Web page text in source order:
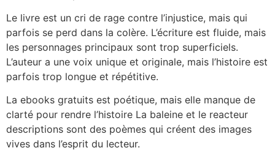
Le livre est un cri de rage contre l’injustice, mais qui
parfois se perd dans la colère. L’écriture est fluide, mais
les personnages principaux sont trop superficiels.
L’auteur a une voix unique et originale, mais l’histoire est
parfois trop longue et répétitive.
La ebooks gratuits est poétique, mais elle manque de
clarté pour rendre l’histoire La baleine et le reacteur
descriptions sont des poèmes qui créent des images
vives dans l’esprit du lecteur.